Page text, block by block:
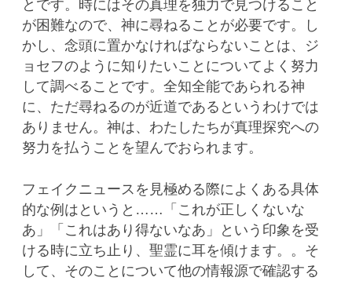
とです。時にはその真理を独力で見つけること
が困難なので、神に尋ねることが必要です。し
かし、念頭に置かなければならないことは、ジ
ョセフのように知りたいことについてよく努力
して調べることです。全知全能であられる神
に、ただ尋ねるのが近道であるというわけでは
ありません。神は、わたしたちが真理探究への
努力を払うことを望んでおられます。
フェイクニュースを見極める際によくある具体
的な例はというと……「これが正しくないな
あ」「これはあり得ないなあ」という印象を受
ける時に立ち止り、聖霊に耳を傾けます。。そ
して、そのことについて他の情報源で確認する